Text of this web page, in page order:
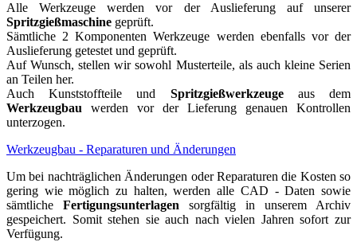
Alle Werkzeuge werden vor der Auslieferung auf unserer
Spritzgießmaschine geprüft.
Sämtliche 2 Komponenten Werkzeuge werden ebenfalls vor der
Auslieferung getestet und geprüft.
Auf Wunsch, stellen wir sowohl Musterteile, als auch kleine Serien
an Teilen her.
Auch Kunststoffteile und Spritzgießwerkzeugeaus dem
Werkzeugbau werden vor der Lieferung genauen Kontrollen
unterzogen.
Werkzeugbau - Reparaturen und Änderungen
Um bei nachträglichen Änderungen oder Reparaturen die Kosten so
gering wie möglich zu halten, werden alle CAD - Daten sowie
sämtliche Fertigungsunterlagen sorgfältig in unserem Archiv
gespeichert. Somit stehen sie auch nach vielen Jahren sofort zur
Verfügung.